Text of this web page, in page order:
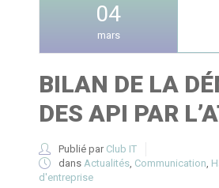
04
mars
BILAN DE LA
DES API PAR
Publié par Club IT
dans Actualités, Communication,
d'entreprise